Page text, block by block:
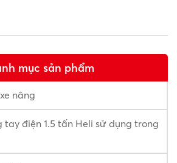
mục sản phẩm
nâng
tay điện 1.5 tấn Heli sử dụng trong